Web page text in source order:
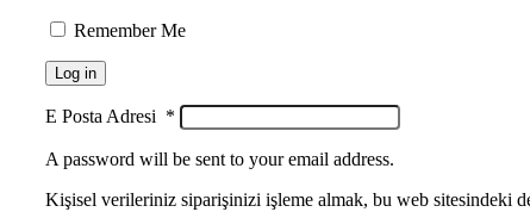
Remember Me
Log in
E Posta Adresi *
A password will be sent to your email address.
Kişisel verileriniz siparişinizi işleme almak, bu web sitesindeki